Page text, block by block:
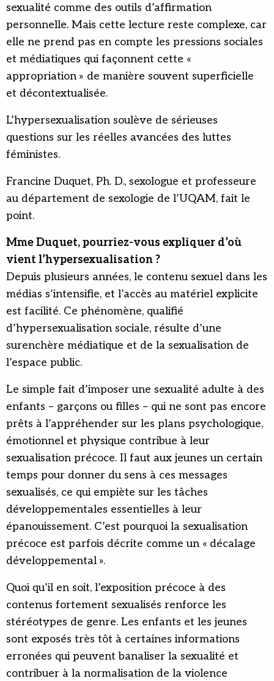
sexualité comme des outils d’affirmation
personnelle. Mais cette lecture reste complexe, car
elle ne prend pas en compte les pressions sociales
et médiatiques qui façonnent cette «
appropriation » de manière souvent superficielle
et décontextualisée.
L’hypersexualisation soulève de sérieuses
questions sur les réelles avancées des luttes
féministes.
Francine Duquet, Ph. D., sexologue et professeure
au département de sexologie de l’UQAM, fait le
point.
Mme Duquet, pourriez-vous expliquer d’où
vient l’hypersexualisation ?
Depuis plusieurs années, le contenu sexuel dans les
médias s’intensifie, et l’accès au matériel explicite
est facilité. Ce phénomène, qualifié
d’hypersexualisation sociale, résulte d’une
surenchère médiatique et de la sexualisation de
l’espace public.
Le simple fait d’imposer une sexualité adulte à des
enfants – garçons ou filles – qui ne sont pas encore
prêts à l’appréhender sur les plans psychologique,
émotionnel et physique contribue à leur
sexualisation précoce. Il faut aux jeunes un certain
temps pour donner du sens à ces messages
sexualisés, ce qui empiète sur les tâches
développementales essentielles à leur
épanouissement. C’est pourquoi la sexualisation
précoce est parfois décrite comme un « décalage
développemental ».
Quoi qu’il en soit, l’exposition précoce à des
contenus fortement sexualisés renforce les
stéréotypes de genre. Les enfants et les jeunes
sont exposés très tôt à certaines informations
erronées qui peuvent banaliser la sexualité et
contribuer à la normalisation de la violence